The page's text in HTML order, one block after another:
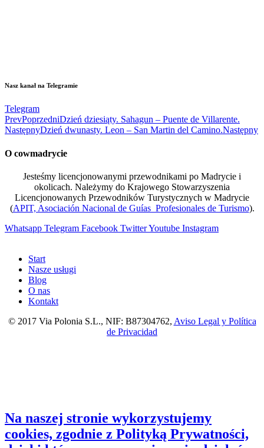
Nasz kanał na Telegramie
Telegram
PrevPoprzedniDzień dziesiąty. Sahagun – Puente de Villarente.
NastępnyDzień dwunasty. Leon – San Martin del Camino.Następny
O cowmadrycie
Jesteśmy licencjonowanymi przewodnikami po Madrycie i
okolicach. Należymy do Krajowego Stowarzyszenia
Licencjonowanych Przewodników Turystycznych w Madrycie
(APIT, Asociación Nacional de Guías Profesionales de Turismo).
Whatsapp Telegram Facebook TwitterYoutube Instagram
Start
Nasze usługi
Blog
O nas
Kontakt
© 2017 Via Polonia S.L., NIF: B87304762, Aviso Legal y Política
de Privacidad
Na naszej stronie wykorzystujemy
cookies, zgodnie z Polityką Prywatności,